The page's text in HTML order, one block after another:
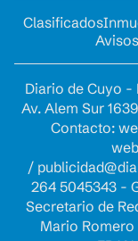
Clasificados
Diario de Cuyo -
Av. Alem Sur
Contacto:
/
264 5045343 -
Secretario de
Mario